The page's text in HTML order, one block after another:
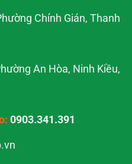
Chính Gián, Thanh
An Hòa, Ninh Kiều,
0903.341.391